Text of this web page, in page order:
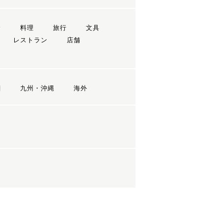
料理 旅行
文具
レストラン
店舗
九州・沖縄 海外